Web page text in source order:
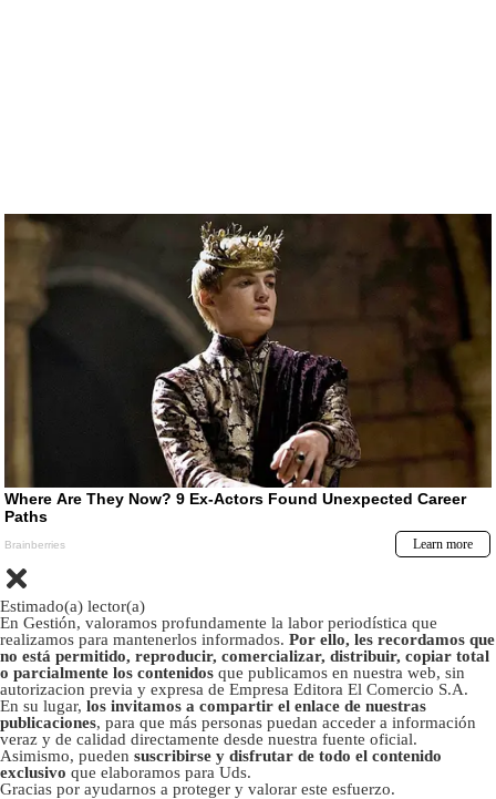
Estimado(a) lector(a)
En Gestión, valoramos profundamente la labor periodística que
realizamos para mantenerlos informados. Por ello, les recordamos que
no está permitido, reproducir, comercializar, distribuir, copiar total
o parcialmente los contenidos que publicamos en nuestra web, sin
autorizacion previa y expresa de Empresa Editora El Comercio S.A.
En su lugar, los invitamos a compartir el enlace de nuestras
publicaciones, para que más personas puedan acceder a información
veraz y de calidad directamente desde nuestra fuente oficial.
Asimismo, pueden suscribirse y disfrutar de todo el contenido
exclusivo que elaboramos para Uds.
Gracias por ayudarnos a proteger y valorar este esfuerzo.